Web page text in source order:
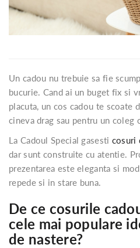
Un cadou nu trebuie sa fie
bucurie. Cand ai un buget fix si
placuta, un cos cadou te scoate
cineva drag sau pentru un coleg
La Cadoul Special gasesti cosuri
dar sunt construite cu atentie.
prezentarea este eleganta si
repede si in stare buna.
De ce cosurile
cele mai populare
de nastere?